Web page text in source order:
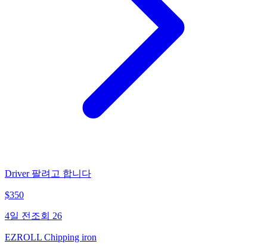
Driver 팔려고 합니다
$350
4일 전 조회 26
EZROLL Chipping iron